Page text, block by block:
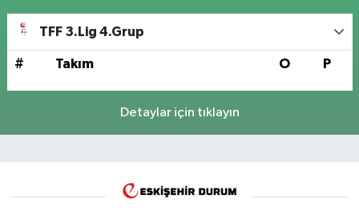
TFF 3.Lig 4.Grup
# Takım O P
Detaylar için tıklayın